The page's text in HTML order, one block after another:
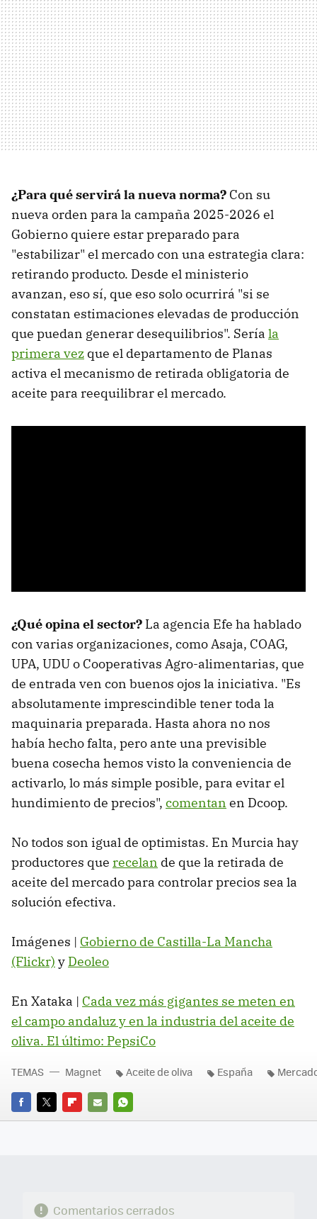
¿Para qué servirá la nueva norma? Con su
nueva orden para la campaña 2025-2026 el
Gobierno quiere estar preparado para
"estabilizar" el mercado con una estrategia clara:
retirando producto. Desde el ministerio
avanzan, eso sí, que eso solo ocurrirá "si se
constatan estimaciones elevadas de producción
que puedan generar desequilibrios". Sería la
primera vez que el departamento de Planas
activa el mecanismo de retirada obligatoria de
aceite para reequilibrar el mercado.
¿Qué opina el sector? La agencia Efe ha hablado
con varias organizaciones, como Asaja, COAG,
UPA, UDU o Cooperativas Agro-alimentarias, que
de entrada ven con buenos ojos la iniciativa. "Es
absolutamente imprescindible tener toda la
maquinaria preparada. Hasta ahora no nos
había hecho falta, pero ante una previsible
buena cosecha hemos visto la conveniencia de
activarlo, lo más simple posible, para evitar el
hundimiento de precios", comentan en Dcoop.
No todos son igual de optimistas. En Murcia hay
productores que recelan de que la retirada de
aceite del mercado para controlar precios sea la
solución efectiva.
Imágenes | Gobierno de Castilla-La Mancha
(Flickr) y Deoleo
En Xataka | Cada vez más gigantes se meten en
el campo andaluz y en la industria del aceite de
oliva. El último: PepsiCo
FACEBOOK
TWITTERFLIPBOARD
E-
WHATSAPP
TEMAS Magnet Aceite de oliva España
Comentarios cerrados